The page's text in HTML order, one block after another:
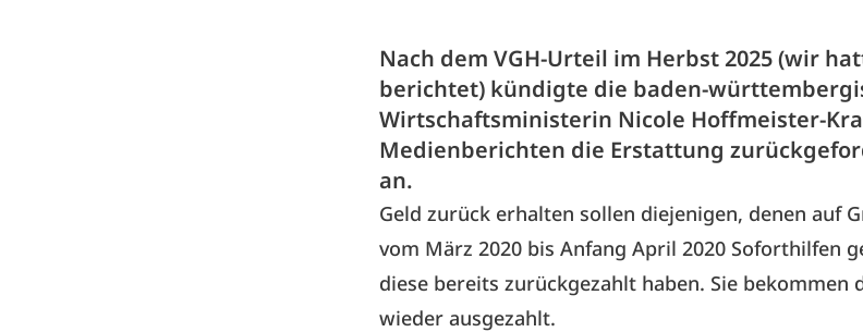
Nach dem VGH-Urteil im Herbst 2025 (wir
berichtet) kündigte die baden-
Wirtschaftsministerin Nicole Hoffmeister-
Medienberichten die Erstattung
an.
Geld zurück erhalten sollen diejenigen, denen auf
vom März 2020 bis Anfang April 2020 Soforthilfen
diese bereits zurückgezahlt haben. Sie bekommen
wieder ausgezahlt.